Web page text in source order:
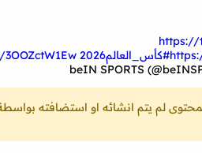
https://
#كأس_العالم2026
لم يتم انشائه او استضافته